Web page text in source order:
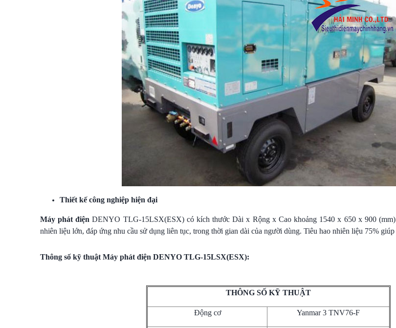
Thiết kế công nghiệp hiện đại
Máy phát điện DENYO TLG-15LSX(ESX) có kích thước Dài x Rộng x Cao khoảng 1540 x 650 x 900
nhiên liệu lớn, đáp ứng nhu cầu sử dụng liên tục, trong thời gian dài của người dùng. Tiêu hao nhiên liệu 75%
Thông số kỹ thuật Máy phát điện DENYO TLG-15LSX(ESX):
THÔNG SỐ KỸ THUẬT
Động cơ Yanmar 3 TNV76-F